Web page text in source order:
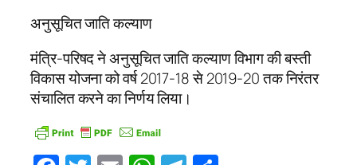
अनुसूचित जाति कल्याण
मंत्रि-परिषद ने अनुसूचित जाति कल्याण विभाग की बस्ती
विकास योजना को वर्ष 2017-18 से 2019-20 तक निरंतर
संचालित करने का निर्णय लिया।